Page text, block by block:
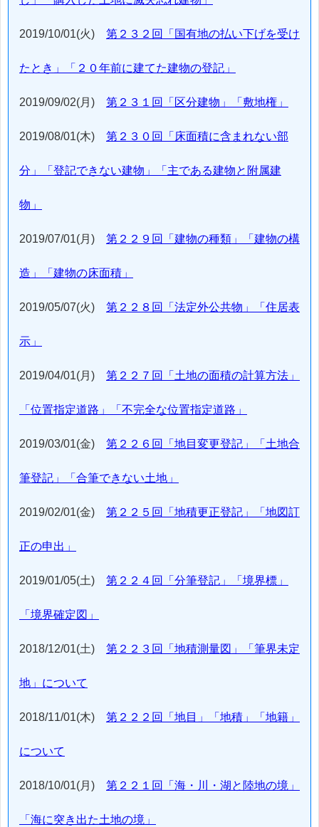
2019/10/01(火) 第２３２回「国有地の払い下げを受け
たとき」「２０年前に建てた建物の登記」
2019/09/02(月) 第２３１回「区分建物」「敷地権」
2019/08/01(木) 第２３０回「床面積に含まれない部
分」「登記できない建物」「主である建物と附属建
物」
2019/07/01(月) 第２２９回「建物の種類」「建物の構
造」「建物の床面積」
2019/05/07(火) 第２２８回「法定外公共物」「住居表
示」
2019/04/01(月) 第２２７回「土地の面積の計算方法」
「位置指定道路」「不完全な位置指定道路」
2019/03/01(金) 第２２６回「地目変更登記」「土地合
筆登記」「合筆できない土地」
2019/02/01(金) 第２２５回「地積更正登記」「地図訂
正の申出」
2019/01/05(土) 第２２４回「分筆登記」「境界標」
「境界確定図」
2018/12/01(土) 第２２３回「地積測量図」「筆界未定
地」について
2018/11/01(木) 第２２２回「地目」「地積」「地籍」
について
2018/10/01(月) 第２２１回「海・川・湖と陸地の境」
「海に突き出た土地の境」